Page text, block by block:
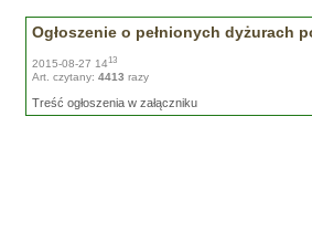
Ogłoszenie o pełnionych dyżurach
2015-08-27 1413
Art. czytany: 4413 razy
Treść ogłoszenia w załączniku